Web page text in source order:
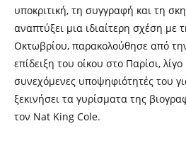
υποκριτική, τη συγγραφή και τη
αναπτύξει μια ιδιαίτερη σχέση με
Οκτωβρίου, παρακολούθησε από
επίδειξη του οίκου στο Παρίσι,
συνεχόμενες υποψηφιότητές του
ξεκινήσει τα γυρίσματα της
τον Nat King Cole.